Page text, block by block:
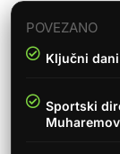
POVEZANO
Ključni
Sportski